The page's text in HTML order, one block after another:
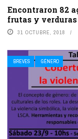
Encontraron 82
frutas y verduras
31 OCTUBRE, 2018
BREVES GÉNERO